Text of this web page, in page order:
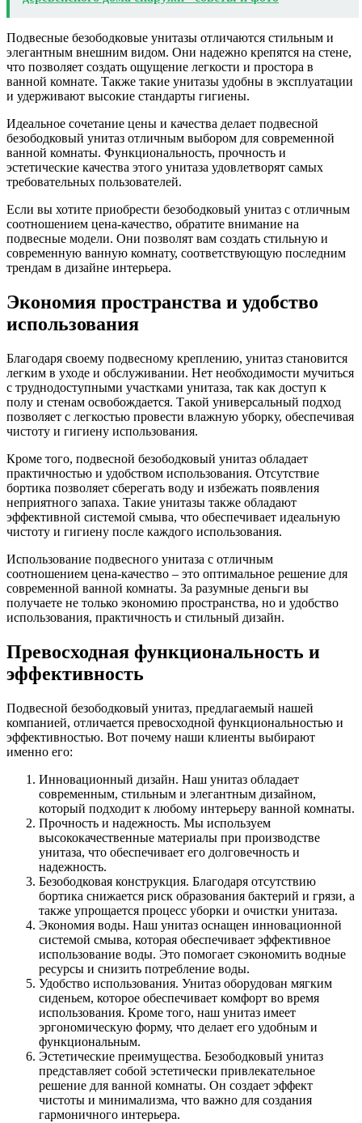
Подвесные безободковые унитазы отличаются стильным и
элегантным внешним видом. Они надежно крепятся на стене,
что позволяет создать ощущение легкости и простора в
ванной комнате. Также такие унитазы удобны в эксплуатации
и удерживают высокие стандарты гигиены.
Идеальное сочетание цены и качества делает подвесной
безободковый унитаз отличным выбором для современной
ванной комнаты. Функциональность, прочность и
эстетические качества этого унитаза удовлетворят самых
требовательных пользователей.
Если вы хотите приобрести безободковый унитаз с отличным
соотношением цена-качество, обратите внимание на
подвесные модели. Они позволят вам создать стильную и
современную ванную комнату, соответствующую последним
трендам в дизайне интерьера.
Экономия пространства и удобство
использования
Благодаря своему подвесному креплению, унитаз становится
легким в уходе и обслуживании. Нет необходимости мучиться
с труднодоступными участками унитаза, так как доступ к
полу и стенам освобождается. Такой универсальный подход
позволяет с легкостью провести влажную уборку, обеспечивая
чистоту и гигиену использования.
Кроме того, подвесной безободковый унитаз обладает
практичностью и удобством использования. Отсутствие
бортика позволяет сберегать воду и избежать появления
неприятного запаха. Такие унитазы также обладают
эффективной системой смыва, что обеспечивает идеальную
чистоту и гигиену после каждого использования.
Использование подвесного унитаза с отличным
соотношением цена-качество – это оптимальное решение для
современной ванной комнаты. За разумные деньги вы
получаете не только экономию пространства, но и удобство
использования, практичность и стильный дизайн.
Превосходная функциональность и
эффективность
Подвесной безободковый унитаз, предлагаемый нашей
компанией, отличается превосходной функциональностью и
эффективностью. Вот почему наши клиенты выбирают
именно его:
Инновационный дизайн. Наш унитаз обладает
современным, стильным и элегантным дизайном,
который подходит к любому интерьеру ванной комнаты.
Прочность и надежность. Мы используем
высококачественные материалы при производстве
унитаза, что обеспечивает его долговечность и
надежность.
Безободковая конструкция. Благодаря отсутствию
бортика снижается риск образования бактерий и грязи, а
также упрощается процесс уборки и очистки унитаза.
Экономия воды. Наш унитаз оснащен инновационной
системой смыва, которая обеспечивает эффективное
использование воды. Это помогает сэкономить водные
ресурсы и снизить потребление воды.
Удобство использования. Унитаз оборудован мягким
сиденьем, которое обеспечивает комфорт во время
использования. Кроме того, наш унитаз имеет
эргономическую форму, что делает его удобным и
функциональным.
Эстетические преимущества. Безободковый унитаз
представляет собой эстетически привлекательное
решение для ванной комнаты. Он создает эффект
чистоты и минимализма, что важно для создания
гармоничного интерьера.